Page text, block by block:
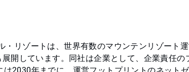
リゾートは、世界有数のマウンテンリゾート
開しています。同社は企業として、企業責任の